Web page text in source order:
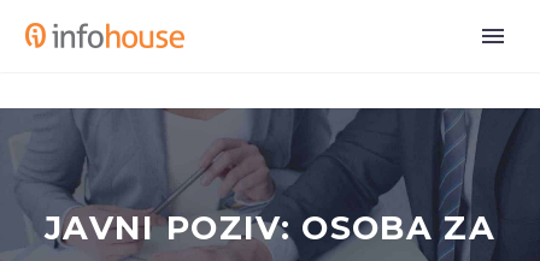
JAVNI POZIV: OSOBA ZA